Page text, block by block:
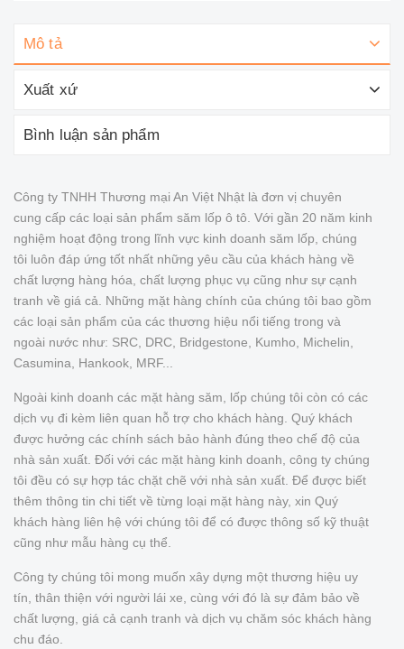
Mô tả
Xuất xứ
Bình luận sản phẩm
Công ty TNHH Thương mại An Việt Nhật là đơn vị chuyên
cung cấp các loại sản phẩm săm lốp ô tô. Với gần 20 năm kinh
nghiệm hoạt động trong lĩnh vực kinh doanh săm lốp, chúng
tôi luôn đáp ứng tốt nhất những yêu cầu của khách hàng về
chất lượng hàng hóa, chất lượng phục vụ cũng như sự cạnh
tranh về giá cả. Những mặt hàng chính của chúng tôi bao gồm
các loại sản phẩm của các thương hiệu nổi tiếng trong và
ngoài nước như: SRC, DRC, Bridgestone, Kumho, Michelin,
Casumina, Hankook, MRF...
Ngoài kinh doanh các mặt hàng săm, lốp chúng tôi còn có các
dịch vụ đi kèm liên quan hỗ trợ cho khách hàng. Quý khách
được hưởng các chính sách bảo hành đúng theo chế độ của
nhà sản xuất. Đối với các mặt hàng kinh doanh, công ty chúng
tôi đều có sự hợp tác chặt chẽ với nhà sản xuất. Để được biết
thêm thông tin chi tiết về từng loại mặt hàng này, xin Quý
khách hàng liên hệ với chúng tôi để có được thông số kỹ thuật
cũng như mẫu hàng cụ thể.
Công ty chúng tôi mong muốn xây dựng một thương hiệu uy
tín, thân thiện với người lái xe, cùng với đó là sự đảm bảo về
chất lượng, giá cả cạnh tranh và dịch vụ chăm sóc khách hàng
chu đáo.